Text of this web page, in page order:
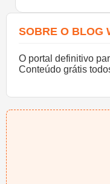
SOBRE O BLOG
O portal definitivo
Conteúdo grátis